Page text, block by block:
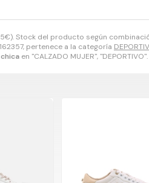
€). Stock del producto según
pertenece a la categoría
en "CALZADO MUJER", "DEPORTIVO".